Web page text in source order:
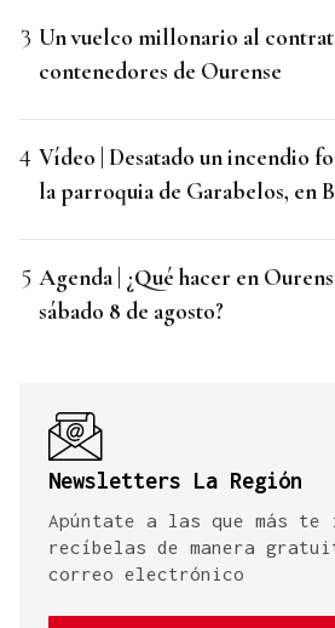
Un vuelco millonario al
contenedores de Ourense
Vídeo | Desatado un incendio
la parroquia de Garabelos, en
Agenda | ¿Qué hacer en
sábado 8 de agosto?
Newsletters La Región
Apúntate a las que más te
recíbelas de manera
correo electrónico